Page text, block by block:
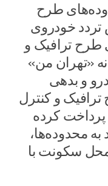
طرح
تردد خودروی
طرح ترافیک و
«تهران من»
و بدهی
و کنترل
کرده
محدوده‌ها،
محل سکونت با